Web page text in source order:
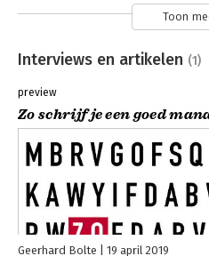
Toon
Interviews en artikelen (1)
preview
Zo schrijf je een goed
Geerhard Bolte 19 april 2019